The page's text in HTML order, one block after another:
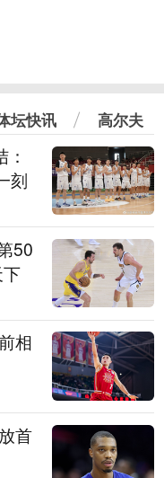
坛快讯 高尔夫
刻
50
相
首